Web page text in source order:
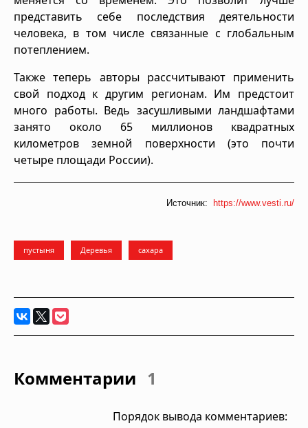
представить себе последствия деятельности
человека, в том числе связанные с глобальным
потеплением.
Также теперь авторы рассчитывают применить
свой подход к другим регионам. Им предстоит
много работы. Ведь засушливыми ландшафтами
занято около 65 миллионов квадратных
километров земной поверхности (это почти
четыре площади России).
Источник: https://www.vesti.ru/
пустыня Деревья сахара
Комментарии 1
Порядок вывода комментариев: